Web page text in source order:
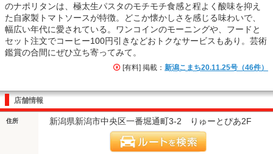
のナポリタンは、極太生パスタのモチモチ食感と程よく酸味を抑え
た自家製トマトソースが特徴。どこか懐かしさを感じる味わいで、
幅広い年代に愛されている。ワンコインのモーニングや、フードと
セット注文でコーヒー100円引きなどおトクなサービスもあり。芸術
鑑賞の合間にぜひ立ち寄ってみて。
[有料] 掲載： 新潟こまち20.11.25号（46件）
店舗情報
住所 新潟県新潟市中央区一番堀通町3-2 りゅーとぴあ2F